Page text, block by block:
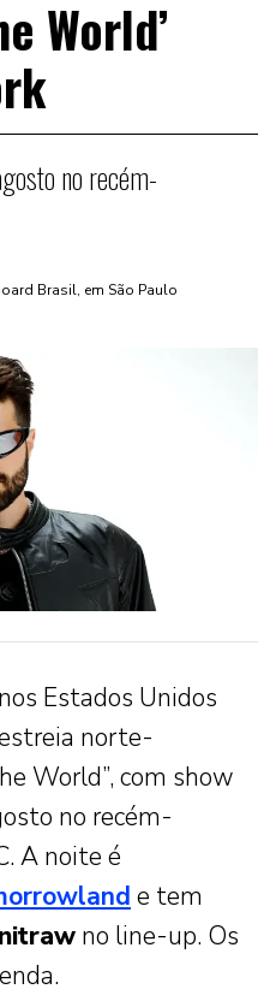
World’
no recém-
Brasil, em São Paulo
Estados Unidos
norte-
World”, com show
no recém-
A noite é
e tem
no line-up. Os